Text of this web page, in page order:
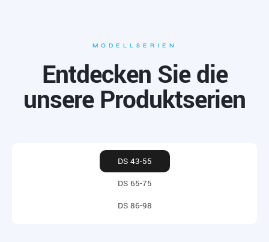
MODELLSERIEN
Entdecken Sie die
unsere Produktserien
DS 43-55
DS 65-75
DS 86-98